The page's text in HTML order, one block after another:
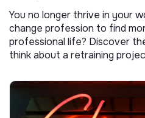
You no longer thrive in your
change profession to find
professional life? Discover
think about a retraining